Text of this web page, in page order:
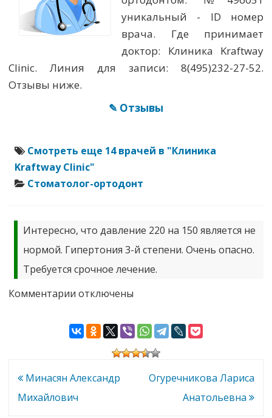
уникальный - ID номер
врача. Где принимает
доктор: Клиника Kraftway
Clinic. Линия для записи: 8(495)232-27-52.
Отзывы ниже.
✎ Отзывы
Смотреть еще 14 врачей в "Клиника
Kraftway Clinic"
Стоматолог-ортодонт
Интересно, что давление 220 на 150 является не
нормой. Гипертония 3-й степени. Очень опасно.
Требуется срочное лечение.
Комментарии к
Элла
Викторовна
отключены
Навигация
по
Минасян Александр
Михайлович
Огуречникова Лариса
Анатольевна